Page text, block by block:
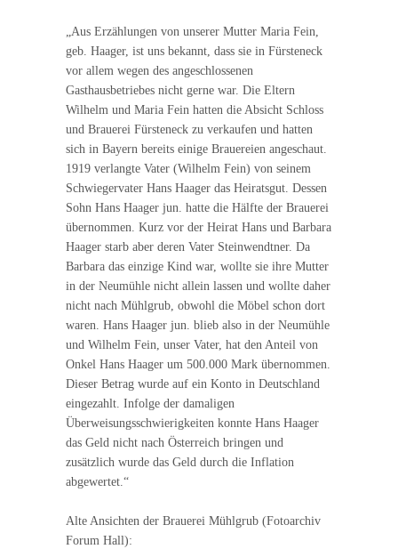
„Aus Erzählungen von unserer Mutter Maria Fein,
geb. Haager, ist uns bekannt, dass sie in Fürsteneck
vor allem wegen des angeschlossenen
Gasthausbetriebes nicht gerne war. Die Eltern
Wilhelm und Maria Fein hatten die Absicht Schloss
und Brauerei Fürsteneck zu verkaufen und hatten
sich in Bayern bereits einige Brauereien angeschaut.
1919 verlangte Vater (Wilhelm Fein) von seinem
Schwiegervater Hans Haager das Heiratsgut. Dessen
Sohn Hans Haager jun. hatte die Hälfte der Brauerei
übernommen. Kurz vor der Heirat Hans und Barbara
Haager starb aber deren Vater Steinwendtner. Da
Barbara das einzige Kind war, wollte sie ihre Mutter
in der Neumühle nicht allein lassen und wollte daher
nicht nach Mühlgrub, obwohl die Möbel schon dort
waren. Hans Haager jun. blieb also in der Neumühle
und Wilhelm Fein, unser Vater, hat den Anteil von
Onkel Hans Haager um 500.000 Mark übernommen.
Dieser Betrag wurde auf ein Konto in Deutschland
eingezahlt. Infolge der damaligen
Überweisungsschwierigkeiten konnte Hans Haager
das Geld nicht nach Österreich bringen und
zusätzlich wurde das Geld durch die Inflation
abgewertet.“
Alte Ansichten der Brauerei Mühlgrub (Fotoarchiv
Forum Hall):